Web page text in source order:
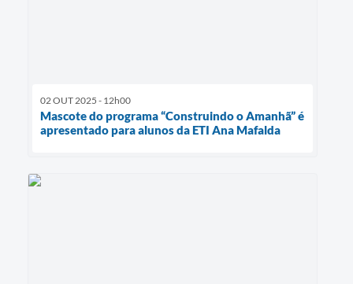
02 OUT 2025 - 12h00
Mascote do programa “Construindo o Amanhã” é
apresentado para alunos da ETI Ana Mafalda